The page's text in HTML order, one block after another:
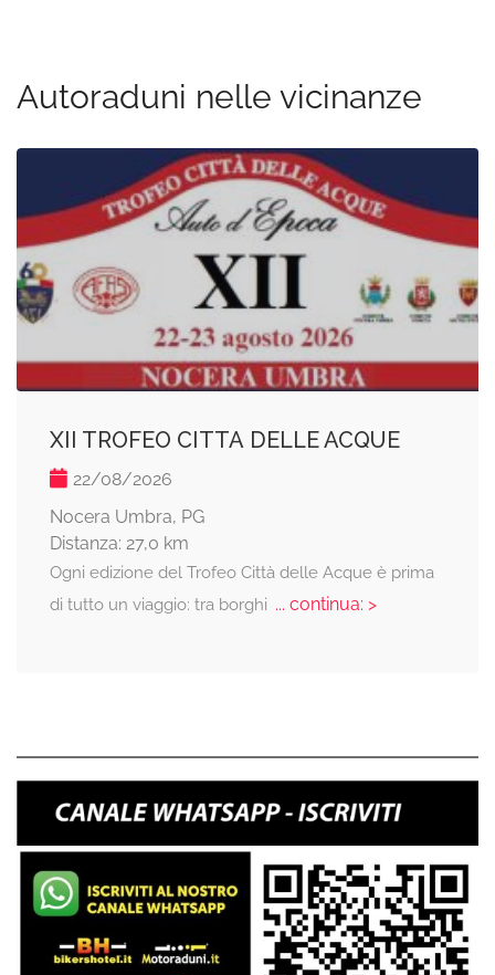
Autoraduni nelle vicinanze
XII TROFEO CITTA DELLE ACQUE
22/08/2026
Nocera Umbra, PG
Distanza: 27,0 km
Ogni edizione del Trofeo Città delle Acque è prima
di tutto un viaggio: tra borghi ... continua: >